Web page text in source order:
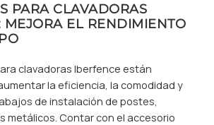
PARA CLAVADORAS
MEJORA EL RENDIMIENTO
clavadoras Iberfence están
la eficiencia, la comodidad y
de instalación de postes,
metálicos. Contar con el accesorio